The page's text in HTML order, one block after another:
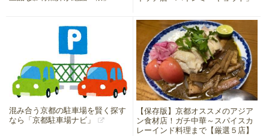
混み合う京都の駐車場を賢く探す
なら「京都駐車場ナビ」
【保存版】京都オススメのアジア
ン食材店！ガチ中華～スパイスカ
レーインド料理まで【厳選５店】